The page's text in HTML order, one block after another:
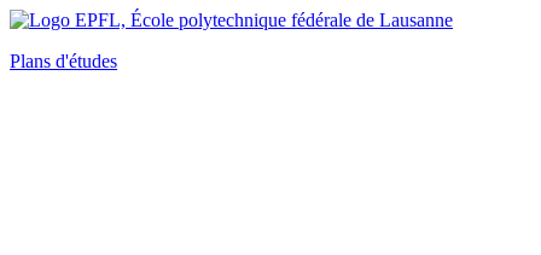
Plans d'études